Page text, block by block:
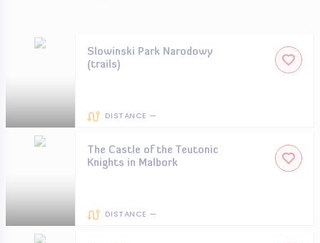
Slowinski Park Narodowy
(trails)
DISTANCE —
The Castle of the Teutonic
Knights in Malbork
DISTANCE —